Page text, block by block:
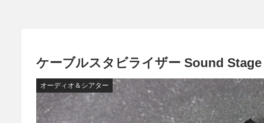
ケーブルスタビライザー Sound
オーディオ＆シアター